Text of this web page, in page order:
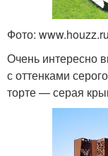
Фото: www.houzz.ru
Очень интересно
с оттенками
торте — серая